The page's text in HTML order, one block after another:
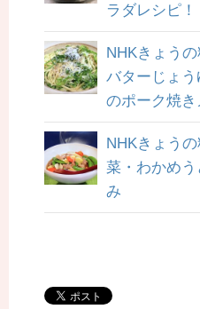
ラダレシピ！
NHKきょう
バターじょ
のポーク焼き
NHKきょう
菜・わかめ
み